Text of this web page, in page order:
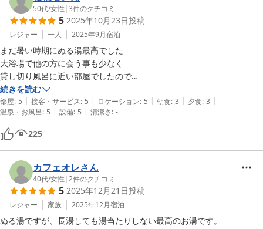
お風呂は事前の説明でぬるめとの事でした。確かにぬるめの39度辺り
と話していたので納得です。でも、何時間でも入れる位気持ち良く感じ
ます。
お湯自体も滑らかで、保湿力があって肌がプルプルモチモチ
にヽ⁠༼⁠⁰⁠o⁠⁰⁠；⁠༽⁠ノ　あと美白？になるのかな？　肌の色もワントーン明る
くなったと思います(⁠☉⁠｡⁠☉⁠)⁠!
翌日出発する時も近くのお店の情報を押してくれて嬉しかったですね
✧⁠\⁠(⁠>⁠o⁠<⁠)⁠ﾉ⁠✧
また、山梨旅行を考えるときは是非泊まりに行きたいですね。
50代/女性 |3件のクチコミ
5 2025年10月23日投稿
レジャー 一人 2025年9月宿泊
まだ暑い時期にぬる湯最高でした
大浴場で他の方に会う事も少なく
貸し切り風呂に近い部屋でしたので
何回も入りました
女将さんとお姉さん？と
湯村温泉のお話しが出来て楽しかったです
常宿にしたいと思いました
続きを読む
部屋: 5 | 接客・サービス: 5 | ロケーション: 5 | 朝食: 3 | 夕食: 3 |
温泉・お風呂: 5 | 設備: 5 | 清潔さ: -
225
カフェオレさん
40代/女性 |2件のクチコミ
5 2025年12月21日投稿
レジャー 家族 2025年12月宿泊
ぬる湯ですが、長湯しても湯当たりしない最高のお湯です。